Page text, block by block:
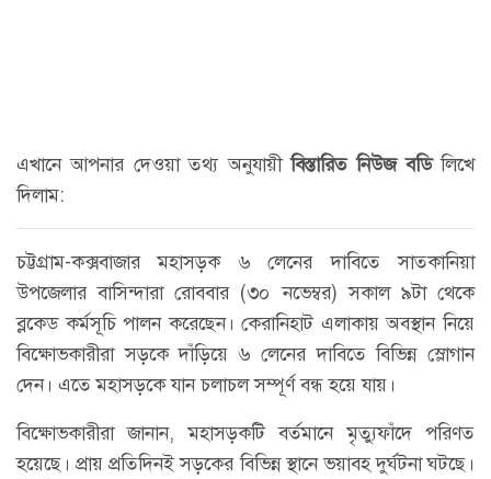
এখানে আপনার দেওয়া তথ্য অনুযায়ীবিস্তারিত নিউজ বডিলিখে
দিলাম:
চট্টগ্রাম-কক্সবাজার মহাসড়ক ৬ লেনের দাবিতে সাতকানিয়া
উপজেলার বাসিন্দারা রোববার (৩০ নভেম্বর) সকাল ৯টা থেকে
ব্লকেড কর্মসূচি পালন করেছেন। কেরানিহাট এলাকায় অবস্থান নিয়ে
বিক্ষোভকারীরা সড়কে দাঁড়িয়ে ৬ লেনের দাবিতে বিভিন্ন স্লোগান
দেন। এতে মহাসড়কে যান চলাচল সম্পূর্ণ বন্ধ হয়ে যায়।
বিক্ষোভকারীরা জানান, মহাসড়কটি বর্তমানে মৃত্যুফাঁদে পরিণত
হয়েছে। প্রায় প্রতিদিনই সড়কের বিভিন্ন স্থানে ভয়াবহ দুর্ঘটনা ঘটছে।